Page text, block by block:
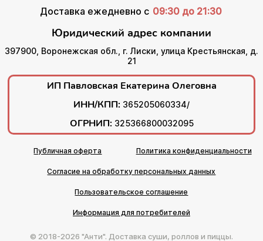
Доставка ежедневно с 09:30 до 21:30
Юридический адрес компании
397900, Воронежская обл., г. Лиски, улица Крестьянская, д.
21
ИП Павловская Екатерина Олеговна
ИНН/КПП: 365205060334/
ОГРНИП: 325366800032095
Публичная оферта Политика конфиденциальности
Согласие на обработку персональных данных
Пользовательское соглашение
Информация для потребителей
© 2018-2026 "Анти". Доставка суши, роллов и пиццы.